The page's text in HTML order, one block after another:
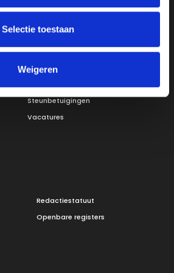
Selectie toestaan
Weigeren
Steunbetuigingen
Vacatures
Redactiestatuut
Openbare registers